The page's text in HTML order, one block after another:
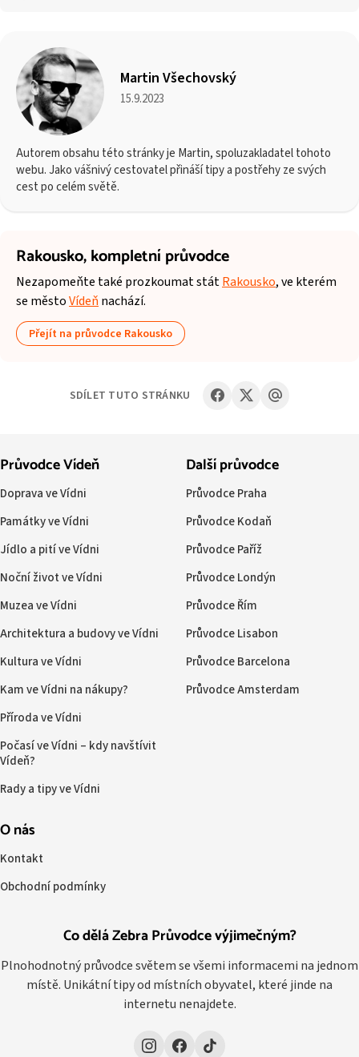
Martin Všechovský
15.9.2023
Autorem obsahu této stránky je Martin, spoluzakladatel tohoto
webu. Jako vášnivý cestovatel přináší tipy a postřehy ze svých
cest po celém světě.
Rakousko,kompletní průvodce
Nezapomeňte také prozkoumat státRakousko, ve kterém
se městoVídeň nachází.
Přejít na průvodce Rakousko
SDÍLET TUTO STRÁNKU
Co dělá Zebra Průvodce výjimečným?
Plnohodnotný průvodce světem se všemi informacemi na jednom
místě. Unikátní tipy od místních obyvatel, které jinde na
internetu nenajdete.
Průvodce Vídeň
Doprava ve Vídni
Památky ve Vídni
Jídlo a pití ve Vídni
Noční život ve Vídni
Muzea ve Vídni
Architektura a budovy ve Vídni
Kultura ve Vídni
Kam ve Vídni na nákupy?
Příroda ve Vídni
Počasí ve Vídni – kdy navštívit
Vídeň?
Rady a tipy ve Vídni
Další průvodce
Průvodce Praha
Průvodce Kodaň
Průvodce Paříž
Průvodce Londýn
Průvodce Řím
Průvodce Lisabon
Průvodce Barcelona
Průvodce Amsterdam
O nás
Kontakt
Obchodní podmínky